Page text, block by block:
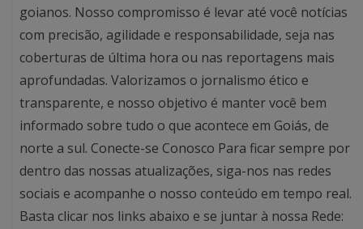
goianos. Nosso compromisso é levar até você notícias
com precisão, agilidade e responsabilidade, seja nas
coberturas de última hora ou nas reportagens mais
aprofundadas. Valorizamos o jornalismo ético e
transparente, e nosso objetivo é manter você bem
informado sobre tudo o que acontece em Goiás, de
norte a sul. Conecte-se Conosco Para ficar sempre por
dentro das nossas atualizações, siga-nos nas redes
sociais e acompanhe o nosso conteúdo em tempo real.
Basta clicar nos links abaixo e se juntar à nossa Rede: